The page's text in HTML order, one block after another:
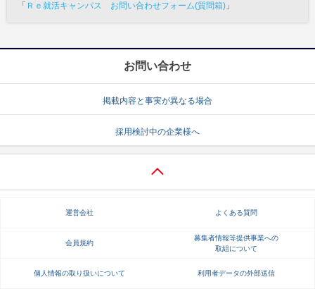
「 Ｒｅ就活キャンパス お問い合わせフォーム(質問箱) 」
お問い合わせ
掲載内容と事実が異なる場合
採用検討中の企業様へ
運営会社 よくある質問
会員規約
募集者情報等提供事業への
取組について
個人情報の取り扱いについて 利用者データの外部送信